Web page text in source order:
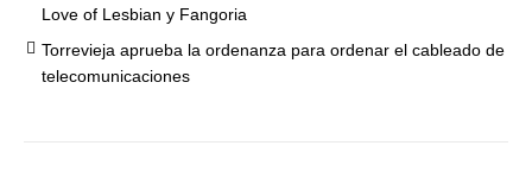
Love of Lesbian y Fangoria
Torrevieja aprueba la ordenanza para ordenar el cableado de
telecomunicaciones